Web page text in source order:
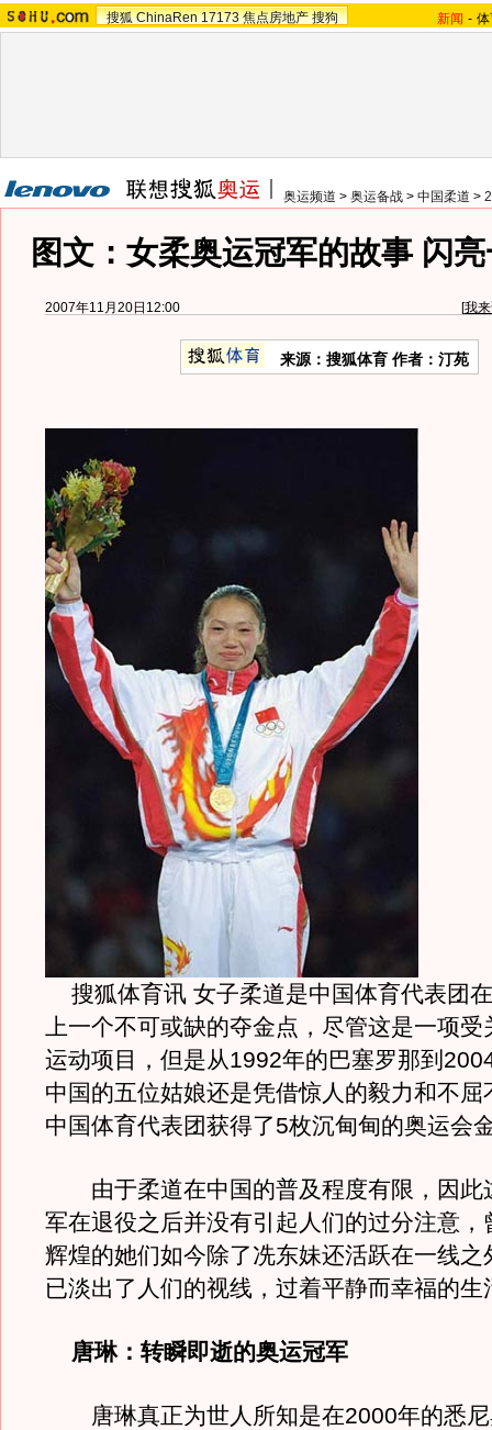
搜狐 ChinaRen 17173 焦点房地产 搜狗 新闻 -
奥运频道 > 奥运备战 > 中国柔道 >
图文：女柔奥运冠军的故事 闪
2007年11月20日12:00 [我
来源：搜狐体育 作者：汀苑
搜狐体育讯 女子柔道是中国体育代表团
上一个不可或缺的夺金点，尽管这是一项受
运动项目，但是从1992年的巴塞罗那到
中国的五位姑娘还是凭借惊人的毅力和不屈
中国体育代表团获得了5枚沉甸甸的奥运会
由于柔道在中国的普及程度有限，因此
军在退役之后并没有引起人们的过分注意，
辉煌的她们如今除了冼东妹还活跃在一线之
已淡出了人们的视线，过着平静而幸福的生
唐琳：转瞬即逝的奥运冠军
唐琳真正为世人所知是在2000年的悉尼